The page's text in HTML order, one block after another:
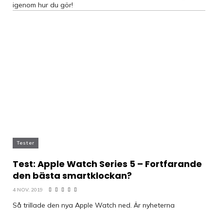
igenom hur du gör!
Tester
Test: Apple Watch Series 5 – Fortfarande
den bästa smartklockan?
4 NOV, 2019
Så trillade den nya Apple Watch ned. Är nyheterna